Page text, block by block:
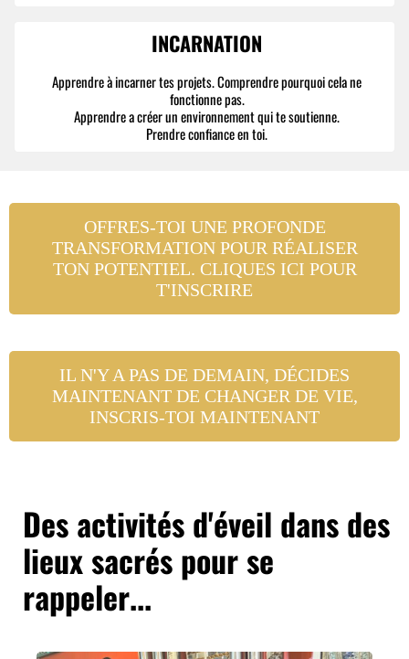
INCARNATION
Apprendre à incarner tes projets. Comprendre pourquoi cela ne
fonctionne pas.
Apprendre a créer un environnement qui te soutienne.
Prendre confiance en toi.
OFFRES-TOI UNE PROFONDE
TRANSFORMATION POUR RÉALISER
TON POTENTIEL. CLIQUES ICI POUR
T'INSCRIRE
IL N'Y A PAS DE DEMAIN, DÉCIDES
MAINTENANT DE CHANGER DE VIE,
INSCRIS-TOI MAINTENANT
Des activités d'éveil dans des
lieux sacrés pour se
rappeler...